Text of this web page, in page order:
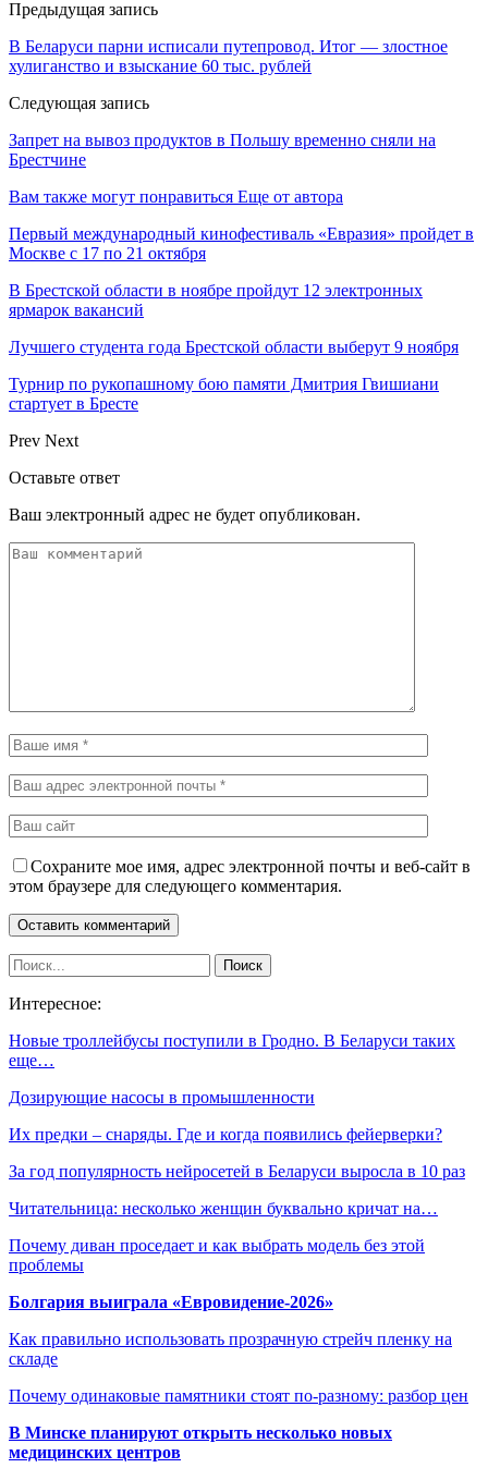
Предыдущая запись
В Беларуси парни исписали путепровод. Итог — злостное
хулиганство и взыскание 60 тыс. рублей
Следующая запись
Запрет на вывоз продуктов в Польшу временно сняли на
Брестчине
Вам также могут понравиться Еще от автора
Первый международный кинофестиваль «Евразия» пройдет в
Москве с 17 по 21 октября
В Брестской области в ноябре пройдут 12 электронных
ярмарок вакансий
Лучшего студента года Брестской области выберут 9 ноября
Турнир по рукопашному бою памяти Дмитрия Гвишиани
стартует в Бресте
Prev Next
Оставьте ответ
Ваш электронный адрес не будет опубликован.
Сохраните мое имя, адрес электронной почты и веб-сайт в
этом браузере для следующего комментария.
Интересное:
Новые троллейбусы поступили в Гродно. В Беларуси таких
еще…
Дозирующие насосы в промышленности
Их предки – снаряды. Где и когда появились фейерверки?
За год популярность нейросетей в Беларуси выросла в 10 раз
Читательница: несколько женщин буквально кричат на…
Почему диван проседает и как выбрать модель без этой
проблемы
Болгария выиграла «Евровидение-2026»
Как правильно использовать прозрачную стрейч пленку на
складе
Почему одинаковые памятники стоят по-разному: разбор цен
В Минске планируют открыть несколько новых
медицинских центров